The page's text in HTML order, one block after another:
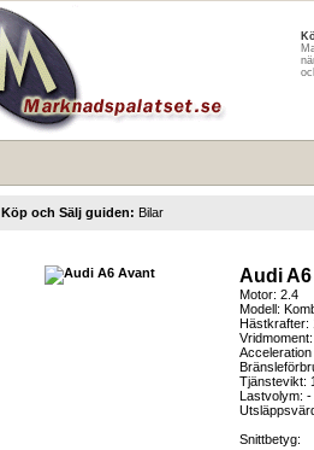
Köp och Sälj guiden: Bilar
Audi
Motor: 2.4
Modell:
Hästkrafter:
Tjänstevikt:
Lastvolym: -
Snittbetyg: